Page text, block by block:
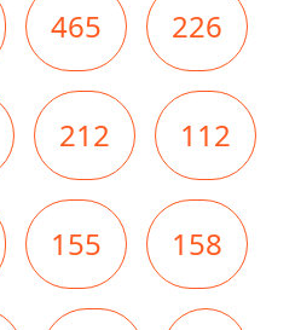
465 226
212 112
155 158